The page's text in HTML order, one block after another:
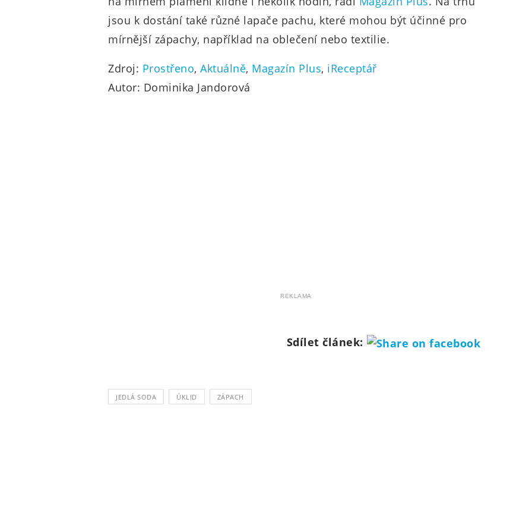
jsou k dostání také různé lapače pachu, které mohou být účinné pro
mírnější zápachy, například na oblečení nebo textilie.
Zdroj: Prostřeno, Aktuálně, Magazín Plus, iReceptář
Autor: Dominika Jandorová
REKLAMA
Sdílet článek:
JEDLÁ SODA ÚKLID ZÁPACH